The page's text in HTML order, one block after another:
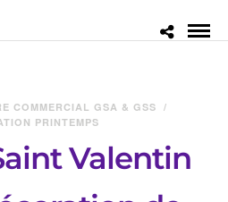
COMMERCIAL GSA & GSS /
PRINTEMPS
Valentin